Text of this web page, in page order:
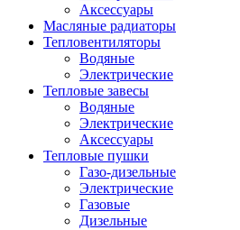
Аксессуары
Масляные радиаторы
Тепловентиляторы
Водяные
Электрические
Тепловые завесы
Водяные
Электрические
Аксессуары
Тепловые пушки
Газо-дизельные
Электрические
Газовые
Дизельные